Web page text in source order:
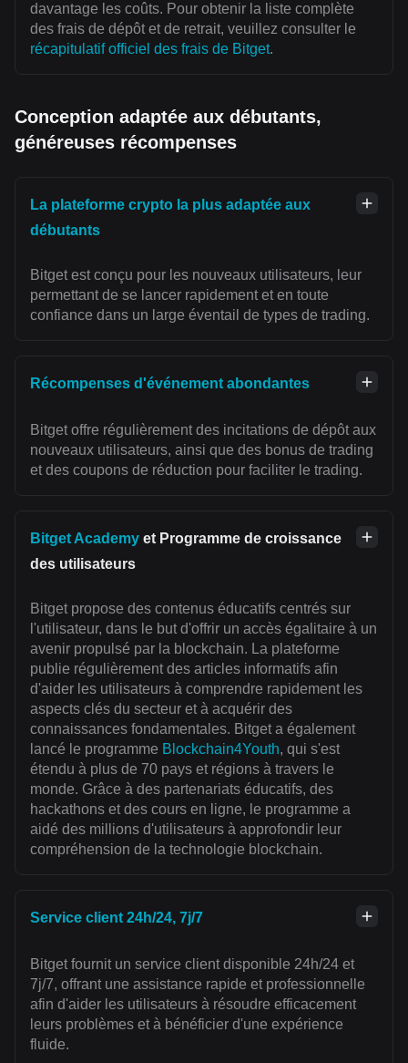
davantage les coûts. Pour obtenir la liste complète
des frais de dépôt et de retrait, veuillez consulter le
récapitulatif officiel des frais de Bitget.
Conception adaptée aux débutants,
généreuses récompenses
La plateforme crypto la plus adaptée aux
débutants
Bitget est conçu pour les nouveaux utilisateurs, leur
permettant de se lancer rapidement et en toute
confiance dans un large éventail de types de trading.
Récompenses d'événement abondantes
Bitget offre régulièrement des incitations de dépôt aux
nouveaux utilisateurs, ainsi que des bonus de trading
et des coupons de réduction pour faciliter le trading.
Bitget Academy et Programme de croissance
des utilisateurs
Bitget propose des contenus éducatifs centrés sur
l'utilisateur, dans le but d'offrir un accès égalitaire à un
avenir propulsé par la blockchain. La plateforme
publie régulièrement des articles informatifs afin
d'aider les utilisateurs à comprendre rapidement les
aspects clés du secteur et à acquérir des
connaissances fondamentales. Bitget a également
lancé le programme Blockchain4Youth, qui s'est
étendu à plus de 70 pays et régions à travers le
monde. Grâce à des partenariats éducatifs, des
hackathons et des cours en ligne, le programme a
aidé des millions d'utilisateurs à approfondir leur
compréhension de la technologie blockchain.
Service client 24h/24, 7j/7
Bitget fournit un service client disponible 24h/24 et
7j/7, offrant une assistance rapide et professionnelle
afin d'aider les utilisateurs à résoudre efficacement
leurs problèmes et à bénéficier d'une expérience
fluide.